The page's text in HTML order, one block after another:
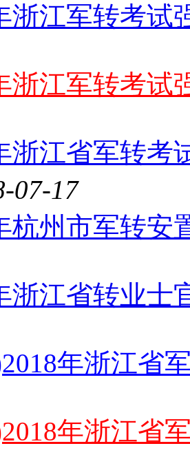
浙江军转考试
浙江军转考试
浙江省军转考
07-17
杭州市军转安
浙江省转业士
年浙江省
年浙江省